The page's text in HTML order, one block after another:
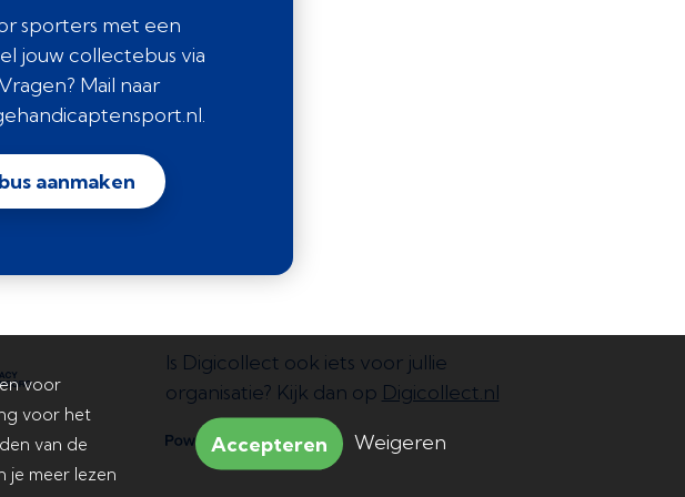
sporters met een
jouw collectebus via
Mail naar
aanmaken
Is Digicollect ook iets voor jullie
organisatie? Kijk dan op Digicollect.nl
voor
voor het
van de
je meer lezen
Accepteren Weigeren